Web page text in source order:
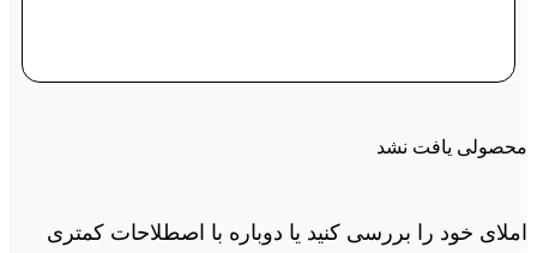
محصولی یافت نشد
املای خود را بررسی کنید یا دوباره با اصطلاحات کمتری